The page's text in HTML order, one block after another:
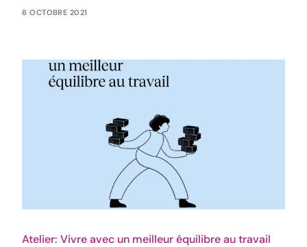
6 OCTOBRE 2021
Atelier: Vivre avec un meilleur équilibre au travail